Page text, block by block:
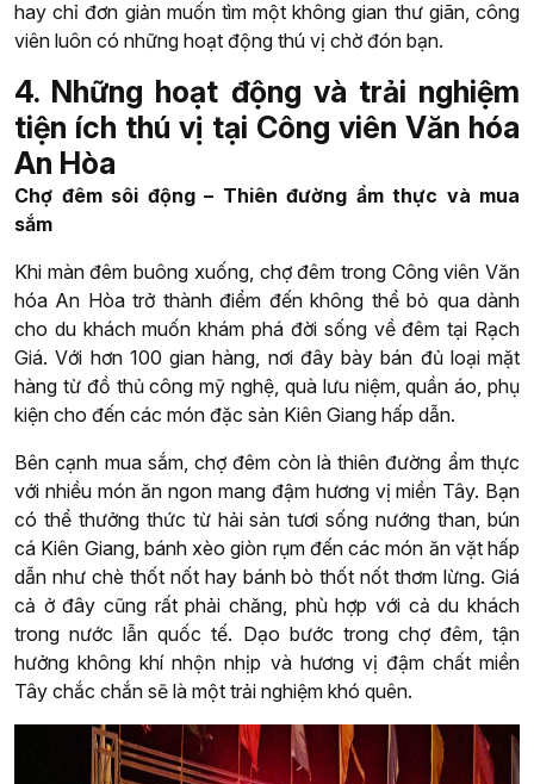
hay chỉ đơn giản muốn tìm một không gian thư giãn, công
viên luôn có những hoạt động thú vị chờ đón bạn.
4. Những hoạt động và trải nghiệm
tiện ích thú vị tại Công viên Văn hóa
An Hòa
Chợ đêm sôi động – Thiên đường ẩm thực và mua
sắm
Khi màn đêm buông xuống, chợ đêm trong Công viên Văn
hóa An Hòa trở thành điểm đến không thể bỏ qua dành
cho du khách muốn khám phá đời sống về đêm tại Rạch
Giá. Với hơn 100 gian hàng, nơi đây bày bán đủ loại mặt
hàng từ đồ thủ công mỹ nghệ, quà lưu niệm, quần áo, phụ
kiện cho đến các món đặc sản Kiên Giang hấp dẫn.
Bên cạnh mua sắm, chợ đêm còn là thiên đường ẩm thực
với nhiều món ăn ngon mang đậm hương vị miền Tây. Bạn
có thể thưởng thức từ hải sản tươi sống nướng than, bún
cá Kiên Giang, bánh xèo giòn rụm đến các món ăn vặt hấp
dẫn như chè thốt nốt hay bánh bò thốt nốt thơm lừng. Giá
cả ở đây cũng rất phải chăng, phù hợp với cả du khách
trong nước lẫn quốc tế. Dạo bước trong chợ đêm, tận
hưởng không khí nhộn nhịp và hương vị đậm chất miền
Tây chắc chắn sẽ là một trải nghiệm khó quên.